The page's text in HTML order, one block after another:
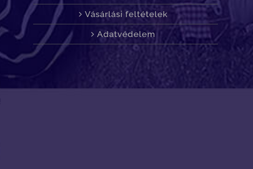
Vásárlási feltételek
Adatvédelem